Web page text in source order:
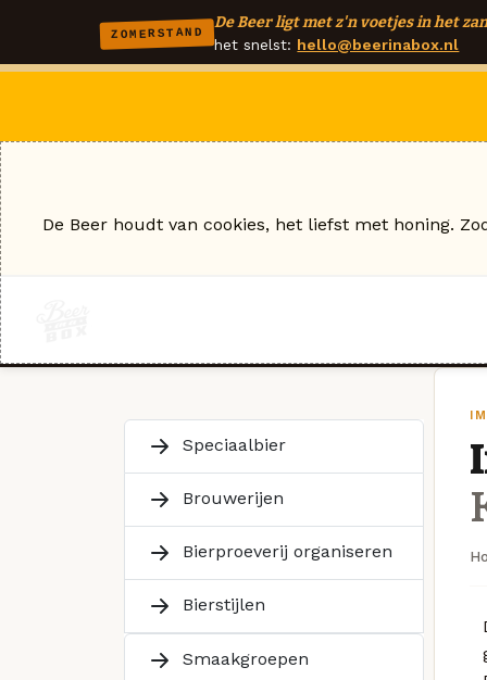
ZOMERSTAND
De Beer ligt met z'n voetjes in het
het snelst: hello@beerinabox.nl
Speciaalbier
Brouwerijen
Bierproeverij organiseren
Bierstijlen
Smaakgroepen
De Beer houdt van cookies, het liefst met honing.